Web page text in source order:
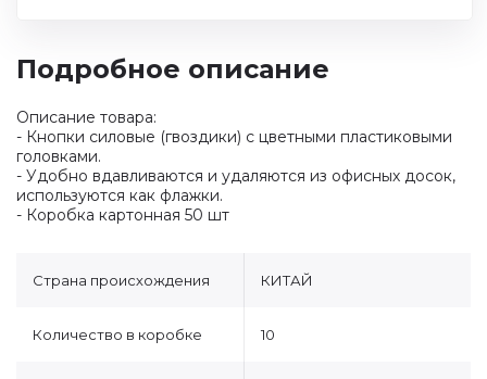
Подробное описание
Описание товара:
- Кнопки силовые (гвоздики) с цветными пластиковыми
головками.
- Удобно вдавливаются и удаляются из офисных досок,
используются как флажки.
- Коробка картонная 50 шт
Страна происхождения КИТАЙ
Количество в коробке 10